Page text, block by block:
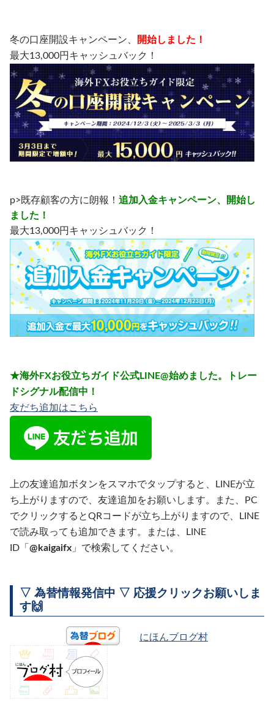
冬の口座開設キャンペーン、
開始しました！
最大13,000円キャッシュバック！
p>既存顧客の方に朗報！ 追加入金キャンペーン、開始し
ました！
最大13,000円キャッシュバック！
★海外FXお役立ちガイド公式LINE@始めました。トレー
ドシグナル配信中！
友だち追加はこちら
上の友達追加ボタンをスマホでタップすると、LINEが立
ち上がりますので、友達追加をお願いします。また、PC
でクリックするとQRコードが立ち上がりますので、LINE
で読み取っても追加できます。または、LINE
ID「 @kaigaifx 」で検索してください。
▽ 為替情報発信中 ▽ 応援クリックお願いしま
す🙌
にほんブログ村